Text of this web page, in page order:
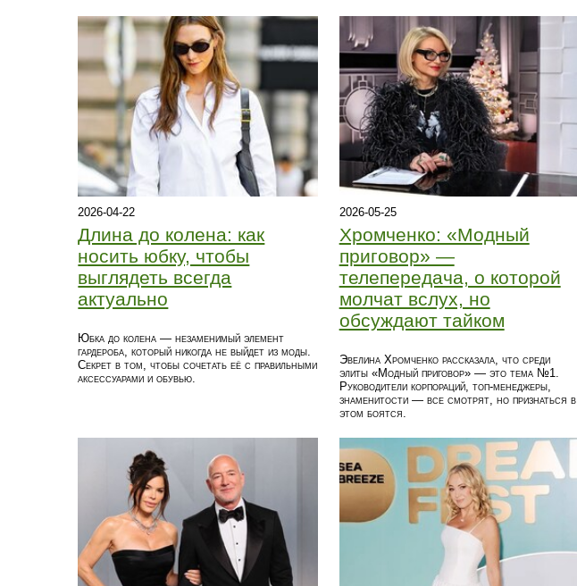
2026-04-22
Длина до колена: как
носить юбку, чтобы
выглядеть всегда
актуально
Юбка до колена — незаменимый элемент
гардероба, который никогда не выйдет из моды.
Секрет в том, чтобы сочетать её с правильными
аксессуарами и обувью.
2026-05-25
Хромченко: «Модный
приговор» —
телепередача, о которой
молчат вслух, но
обсуждают тайком
Эвелина Хромченко рассказала, что среди
элиты «Модный приговор» — это тема №1.
Руководители корпораций, топ-менеджеры,
знаменитости — все смотрят, но признаться в
этом боятся.